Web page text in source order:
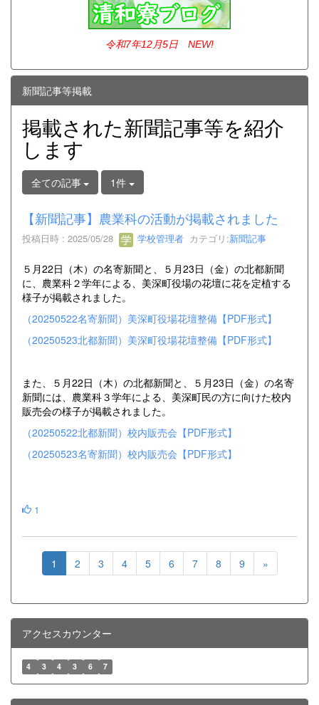
令和7年12月5日 NEW!
新聞記事等掲載
掲載された新聞記事等を紹介
します
全ての記事 1件
【新聞記事】農業科の活動が掲載されました
投稿日時 : 2025/05/28 学校管理者 カテゴリ:新聞記事
５月22日（木）の名寄新聞と、５月23日（金）の北都新聞
に、農業科２学年による、美深町役場の花壇に花を定植する
様子が掲載されました。
（20250522名寄新聞）美深町役場花壇整備【PDF形式】
（20250523北都新聞）美深町役場花壇整備【PDF形式】
また、５月22日（木）の北都新聞と、５月23日（金）の名寄
新聞には、農業科３学年による、美深町民の方に向けた校内
販売会の様子が掲載されました。
（20250522北都新聞）校内販売会【PDF形式】
（20250523名寄新聞）校内販売会【PDF形式】
1
1 2 3 4 5 6 7 8 9 »
アクセスカウンター
4 3 4 3 6 7